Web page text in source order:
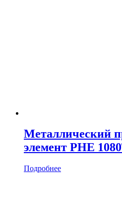
Металлический
элемент PHE
Подробнее